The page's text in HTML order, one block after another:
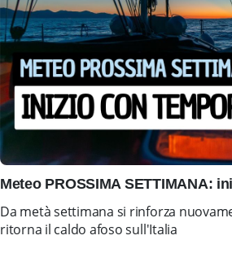
Meteo PROSSIMA SETTIMANA:
Da metà settimana si rinforza
ritorna il caldo afoso sull'Italia